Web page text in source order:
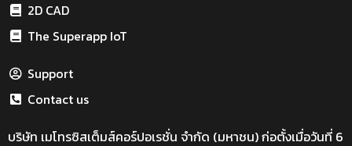
2D CAD
The Superapp IoT
Support
Contact us
บริษัท เมโทรซิสเต็มส์คอร์ปอเรชั่น จำกัด (มหาชน) ก่อตั้งเมื่อวันที่ 6